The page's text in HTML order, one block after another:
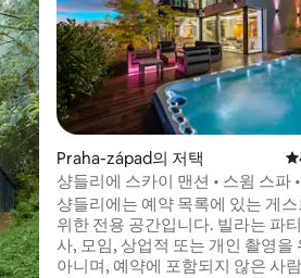
Praha-západ의 저택
샹들리에 스카이 맨션 • 스윔 스파
정원
샹들리에는 예약 목록에 있는 게
위한 전용 공간입니다. 빌라는 파
사, 모임, 상업적 또는 개인 촬영을
아니며, 예약에 포함되지 않은 사